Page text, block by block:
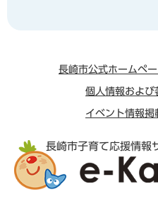
長崎市公式ホームペ
個人情報および
イベント情報掲
長崎市子育て応援情報